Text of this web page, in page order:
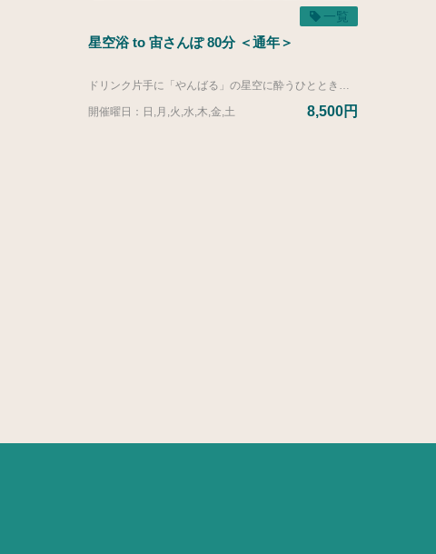
一覧
星空浴 to 宙さんぽ 80分 ＜通年＞
ドリンク片手に「やんばる」の星空に酔うひとときを 星空案内人認定資格を取得した星空案内人による「月や宇宙の魅力」のお話しをドリンク片手に。お酒と星空に酔うひとときをどうぞ。 プログラム内容 ・星空案内人による月や宇宙のおはなし ・星空カメラマンによる星空フォト撮影 ・ビール、泡盛、ワイン、ソフトドリンクの飲み放題付き 開催場所 11～3月：ゴルフコース 4～10月：カヌチャビーチ ※各回ワンちゃんが１匹のみご参加いただけます。（宿泊者限定） お申込み画面のオプションより追加いただく必要がございます。
開催曜日：日,月,火,水,木,金,土 8,500円